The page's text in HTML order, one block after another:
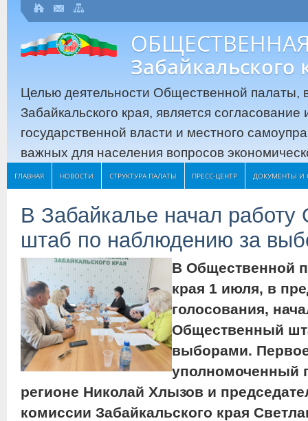
Забайкальского
Целью деятельности Общественной палаты,
Забайкальского края, является
государственной власти и местного
важных для населения вопросов
ГЛАВНАЯ НОВОСТИ СТРУКТУРА ПАЛАТЫ ПРЕСС-ЦЕНТР ДОКУМЕНТЫ И
В Забайкалье начал
штаб по наблюдению за
В Общественной
края 1 июля, в
голосования,
Общественный
выборами.
уполномоченный
регионе Николай Хлызов и
комиссии Забайкальского края